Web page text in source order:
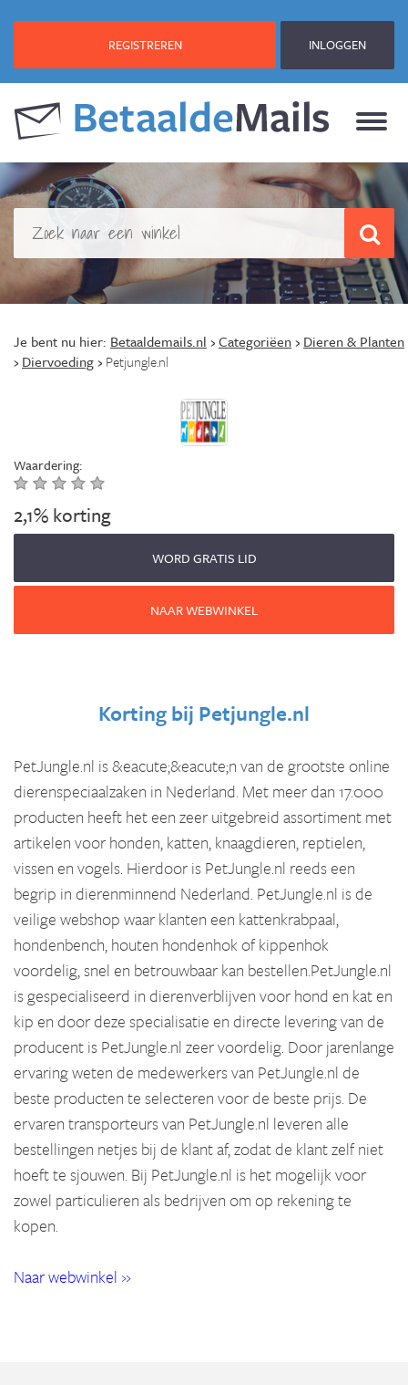
REGISTREREN INLOGGEN
Je bent nu hier: Betaaldemails.nl ›Categoriëen› Dieren & Planten
› Diervoeding› Petjungle.nl
Waardering:
2,1% korting
WORD GRATIS LID
NAAR WEBWINKEL
Korting bij Petjungle.nl
PetJungle.nl is &eacute;&eacute;n van de grootste online
dierenspeciaalzaken in Nederland. Met meer dan 17.000
producten heeft het een zeer uitgebreid assortiment met
artikelen voor honden, katten, knaagdieren, reptielen,
vissen en vogels. Hierdoor is PetJungle.nl reeds een
begrip in dierenminnend Nederland. PetJungle.nl is de
veilige webshop waar klanten een kattenkrabpaal,
hondenbench, houten hondenhok of kippenhok
voordelig, snel en betrouwbaar kan bestellen.PetJungle.nl
is gespecialiseerd in dierenverblijven voor hond en kat en
kip en door deze specialisatie en directe levering van de
producent is PetJungle.nl zeer voordelig. Door jarenlange
ervaring weten de medewerkers van PetJungle.nl de
beste producten te selecteren voor de beste prijs. De
ervaren transporteurs van PetJungle.nl leveren alle
bestellingen netjes bij de klant af, zodat de klant zelf niet
hoeft te sjouwen. Bij PetJungle.nl is het mogelijk voor
zowel particulieren als bedrijven om op rekening te
kopen.
Naar webwinkel »